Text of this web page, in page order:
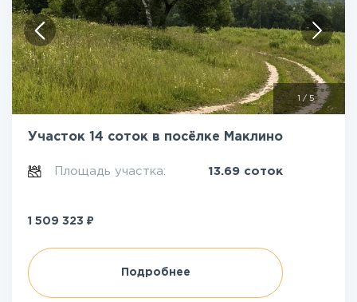
/ 5
Участок 14 соток в посёлке Маклино
Площадь участка: 13.69 соток
1 509 323 ₽
Подробнее